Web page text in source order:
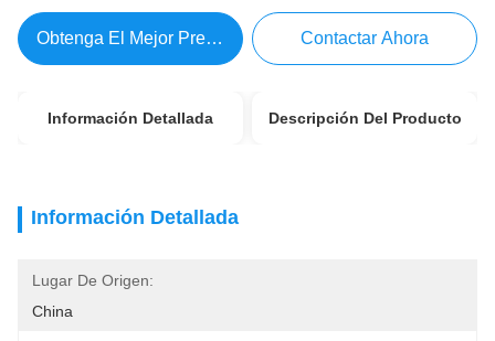
Obtenga El Mejor Precio Contactar Ahora
Información Detallada Descripción Del Producto
Información Detallada
Lugar De Origen:
China